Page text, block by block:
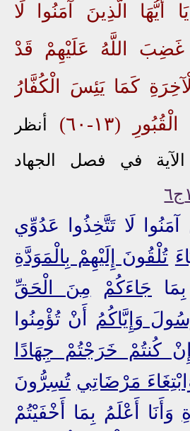
يَا أَيُّهَا الَّذِينَ آمَنُوا لَا
غَضِبَ اللَّهُ عَلَيْهِمْ قَدْ
كَمَا يَئِسَ الْكُفَّارُ
(١٣-٦٠)
أنظر
في فصل الجهاد
آمَنُوا لَا تَتَّخِذُوا عَدُوِّي
تُلْقُونَ إِلَيْهِمْ بِالْمَوَدَّةِ
بِمَا جَاءَكُمْ
مِنَ الْحَقِّ
وَإِيَّاكُمُ أَنْ تُؤْمِنُوا
إِنْ كُنتُمْ خَرَجْتُمْ جِهَادًا
مَرْضَاتِي تُسِرُّونَ
وَأَنَا أَعْلَمُ بِمَا أَخْفَيْتُمْ